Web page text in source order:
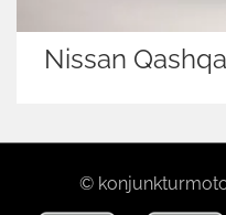
Nissan
©